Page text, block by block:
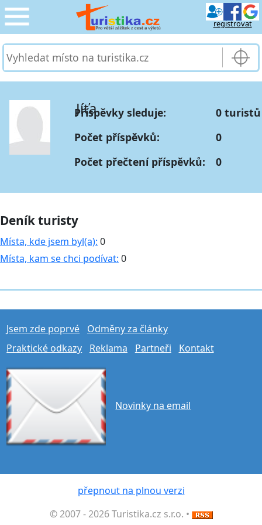
registrovat
CESTOVÁNÍ
SLUŽBY & DOPRAVA ›
PRO TURISTY ›
MOJE TURISTIKA ›
Jíťa
Příspěvky sleduje:
0 turistů
Počet příspěvků:
0
Počet přečtení příspěvků:
0
Deník turisty
Místa, kde jsem byl(a): 0
Místa, kam se chci podívat: 0
Jsem zde poprvé
Odměny za články
Praktické odkazy
Reklama Partneři Kontakt
Novinky na email
přepnout na plnou verzi
© 2007 - 2026 Turistika.cz s.r.o. •